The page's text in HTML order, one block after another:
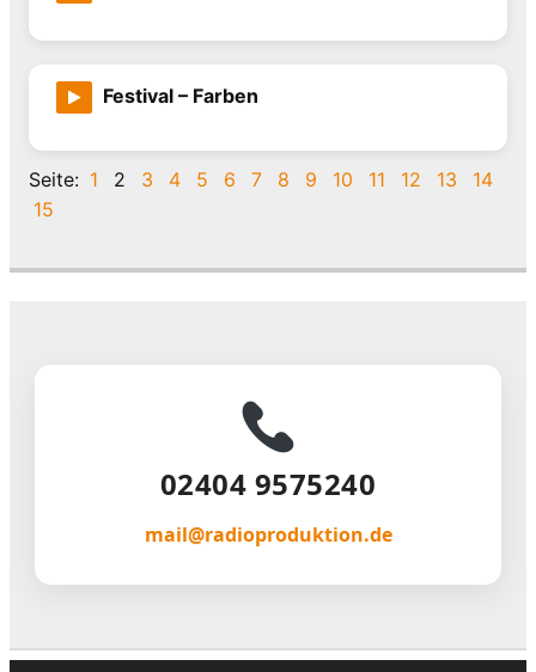
Festival – Farben
Seite: 1 2 3 4 5 6 7 8 9 10 11 12 13
14
15
02404 9575240
mail@radioproduktion.de